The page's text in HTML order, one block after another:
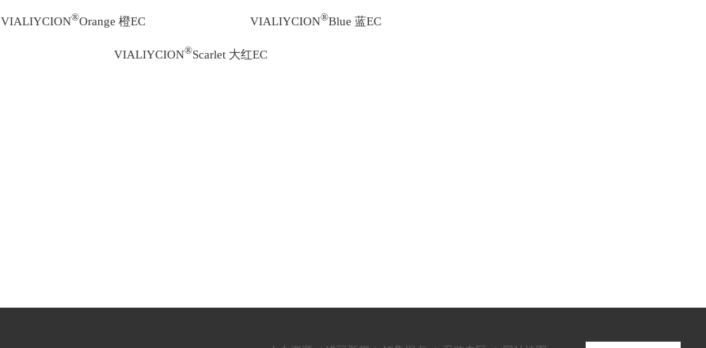
VIALIYCION®Orange 橙EC VIALIYCION®Blue 蓝EC
VIALIYCION®Scarlet 大红EC